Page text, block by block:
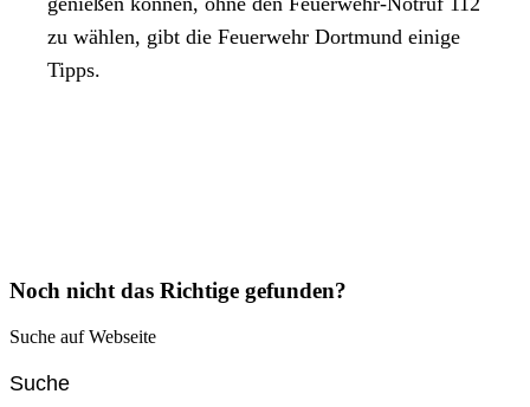
zu wählen, gibt die Feuerwehr Dortmund einige
Tipps.
Noch nicht das Richtige gefunden?
Suche auf Webseite